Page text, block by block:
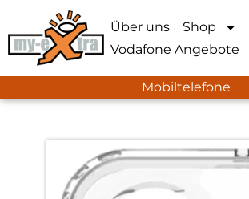
Über uns Shop
Vodafone Angebote
Mobiltelefone